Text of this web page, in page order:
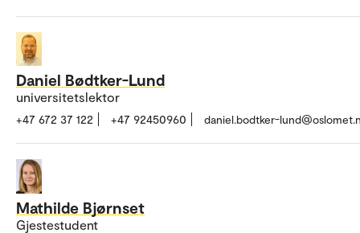
Daniel Bødtker-Lund
universitetslektor
+47 672 37 122 +47 92450960 daniel.bodtker-
Mathilde Bjørnset
Gjestestudent